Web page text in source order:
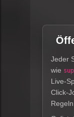
Jeder
wie
Live-
Click-